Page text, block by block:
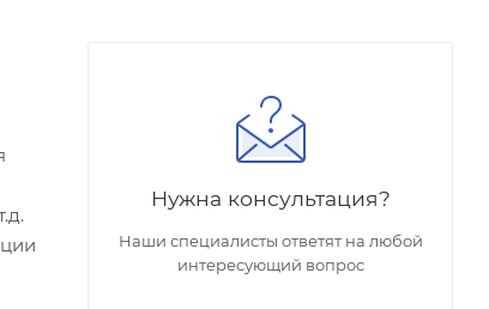
Нужна консультация?
Наши специалисты ответят на любой
интересующий вопрос